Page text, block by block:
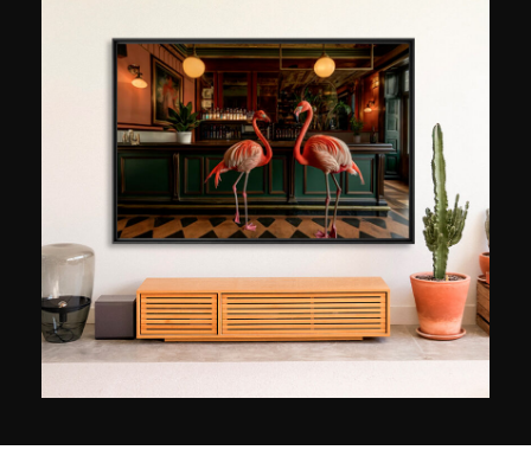
de Londense Royal Photographic Society. Als
ambassadeur van het merk Canon (waarvoor hij
een van de technische referenties is), doceert hij
tussen twee reportages door fotografie en neemt
hij over de hele wereld deel aan evenementen
van het merk. Hij is nauwelijks actief op sociale
media, hoewel hij gek is op technologie: ‘Ik ging
er altijd van uit dat creativiteit en technologie in
fotografie samengingen. Ik vind het moeilijk om
de fotografie die ik beoefen precies te
omschrijven: mijn foto’s beschrijven een vrij